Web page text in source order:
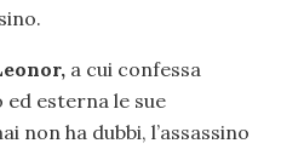
a cui confessa
esterna le sue
non ha dubbi, l’assassino